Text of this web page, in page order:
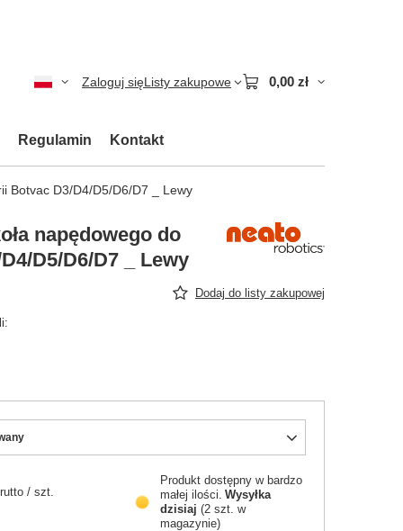
Zaloguj sięListy zakupowe 0,00 zł
Regulamin Kontakt
Botvac D3/D4/D5/D6/D7 _ Lewy
napędowego do
D5/D6/D7 _ Lewy
Dodaj do listy zakupowej
/ szt.
Produkt dostępny w bardzo
małej ilości Wysyłka
dzisiaj (2 szt. w
magazynie)